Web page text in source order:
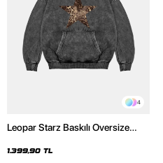
4
Leopar Starz Baskılı Oversize
Hoodie
1.399,90 TL